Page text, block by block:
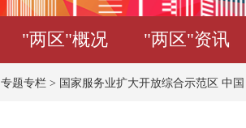
"两区"概况 "两区"资讯
专题专栏 > 国家服务业扩大开放综合示范区 中